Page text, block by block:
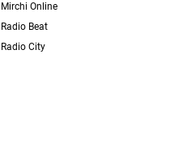
Mirchi Online
Radio Beat
Radio City